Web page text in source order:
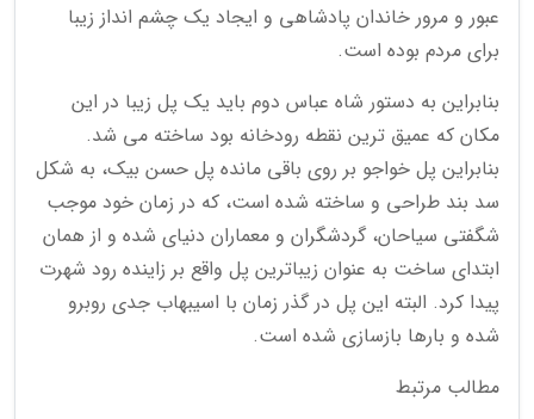
عبور و مرور خاندان پادشاهی و ایجاد یک چشم انداز زیبا
برای مردم بوده است.
بنابراین به دستور شاه عباس دوم باید یک پل زیبا در این
مکان که عمیق ترین نقطه رودخانه بود ساخته می شد.
بنابراین پل خواجو بر روی باقی مانده پل حسن بیک، به شکل
سد بند طراحی و ساخته شده است، که در زمان خود موجب
شگفتی سیاحان، گردشگران و معماران دنیای شده و از همان
ابتدای ساخت به عنوان زیباترین پل واقع بر زاینده رود شهرت
پیدا کرد. البته این پل در گذر زمان با اسیبهاب جدی روبرو
شده و بارها بازسازی شده است.
مطالب مرتبط